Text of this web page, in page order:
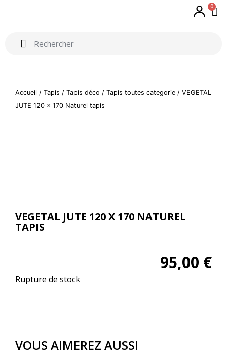
0
Accueil / Tapis / Tapis déco / Tapis toutes categorie / VEGETAL
JUTE 120 x 170 Naturel tapis
VEGETAL JUTE 120 X 170 NATUREL
TAPIS
95,00 €
Rupture de stock
VOUS AIMEREZ AUSSI